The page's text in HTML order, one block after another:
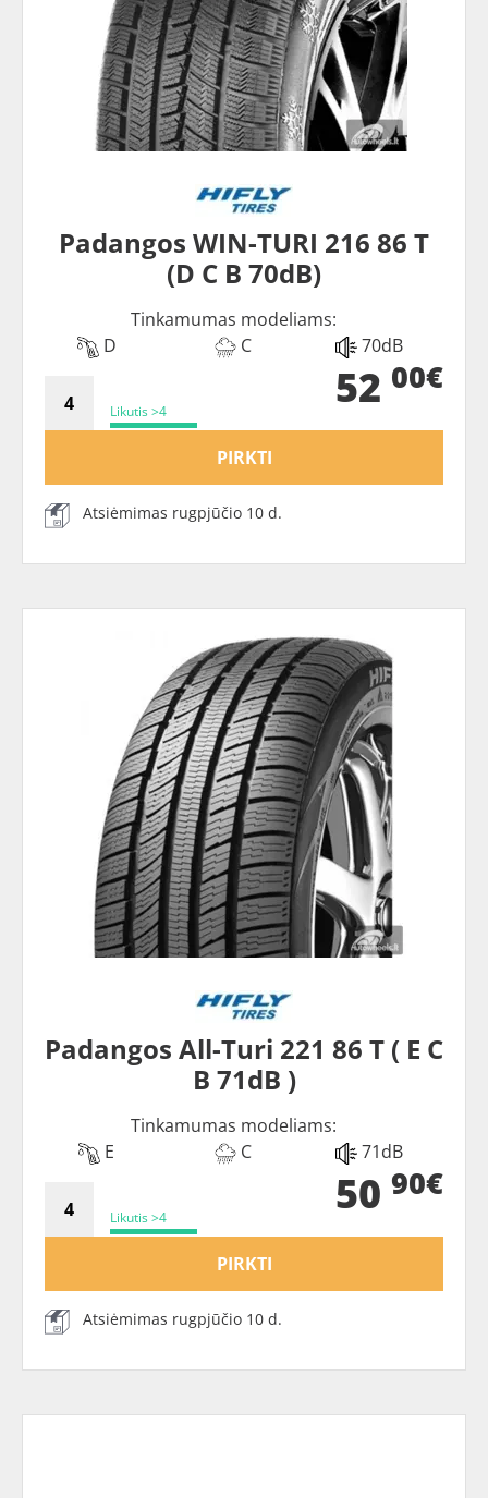
Padangos WIN-TURI 216 86 T
(D C B 70dB)
Tinkamumas modeliams:
D
C 70dB
Likutis >4 52 00€
PIRKTI
Atsiėmimas rugpjūčio 10 d.
Padangos All-Turi 221 86 T ( E C
B 71dB )
Tinkamumas modeliams:
E
C 71dB
Likutis >4 50 90€
PIRKTI
Atsiėmimas rugpjūčio 10 d.